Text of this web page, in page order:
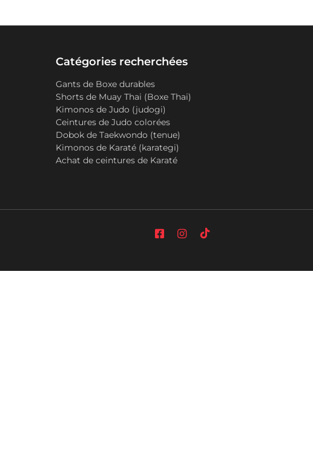
Catégories recherchées
Gants de Boxe durables
Shorts de Muay Thai (Boxe Thai)
Kimonos de Judo (judogi)
Ceintures de Judo colorées
Dobok de Taekwondo (tenue)
Kimonos de Karaté (karategi)
Achat de ceintures de Karaté